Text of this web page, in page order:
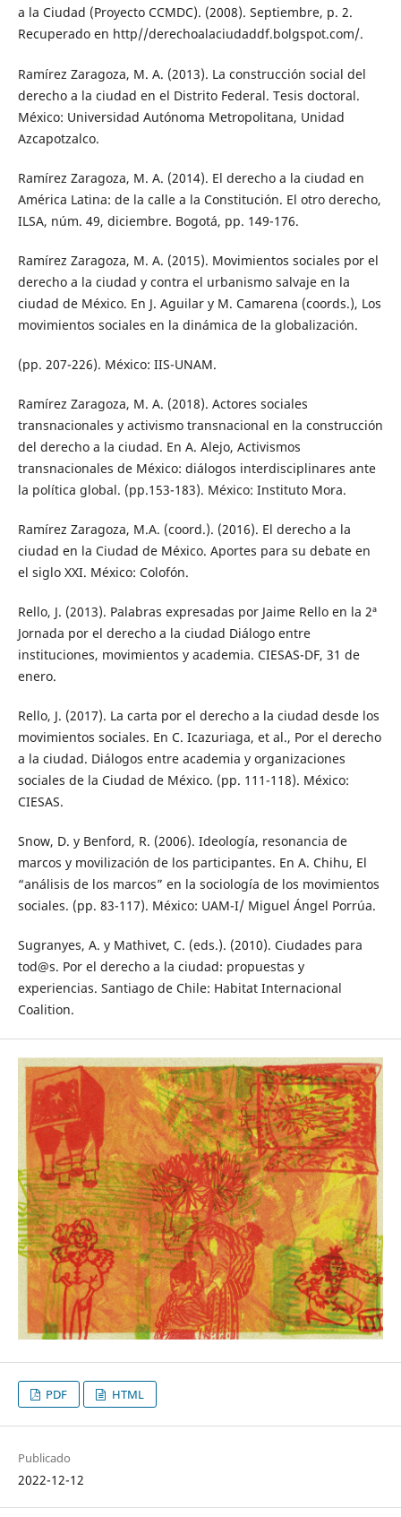
a la Ciudad (Proyecto CCMDC). (2008). Septiembre, p. 2.
Recuperado en http//derechoalaciudaddf.bolgspot.com/.
Ramírez Zaragoza, M. A. (2013). La construcción social del
derecho a la ciudad en el Distrito Federal. Tesis doctoral.
México: Universidad Autónoma Metropolitana, Unidad
Azcapotzalco.
Ramírez Zaragoza, M. A. (2014). El derecho a la ciudad en
América Latina: de la calle a la Constitución. El otro derecho,
ILSA, núm. 49, diciembre. Bogotá, pp. 149-176.
Ramírez Zaragoza, M. A. (2015). Movimientos sociales por el
derecho a la ciudad y contra el urbanismo salvaje en la
ciudad de México. En J. Aguilar y M. Camarena (coords.), Los
movimientos sociales en la dinámica de la globalización.
(pp. 207-226). México: IIS-UNAM.
Ramírez Zaragoza, M. A. (2018). Actores sociales
transnacionales y activismo transnacional en la construcción
del derecho a la ciudad. En A. Alejo, Activismos
transnacionales de México: diálogos interdisciplinares ante
la política global. (pp.153-183). México: Instituto Mora.
Ramírez Zaragoza, M.A. (coord.). (2016). El derecho a la
ciudad en la Ciudad de México. Aportes para su debate en
el siglo XXI. México: Colofón.
Rello, J. (2013). Palabras expresadas por Jaime Rello en la 2ª
Jornada por el derecho a la ciudad Diálogo entre
instituciones, movimientos y academia. CIESAS-DF, 31 de
enero.
Rello, J. (2017). La carta por el derecho a la ciudad desde los
movimientos sociales. En C. Icazuriaga, et al., Por el derecho
a la ciudad. Diálogos entre academia y organizaciones
sociales de la Ciudad de México. (pp. 111-118). México:
CIESAS.
Snow, D. y Benford, R. (2006). Ideología, resonancia de
marcos y movilización de los participantes. En A. Chihu, El
“análisis de los marcos” en la sociología de los movimientos
sociales. (pp. 83-117). México: UAM-I/ Miguel Ángel Porrúa.
Sugranyes, A. y Mathivet, C. (eds.). (2010). Ciudades para
tod@s. Por el derecho a la ciudad: propuestas y
experiencias. Santiago de Chile: Habitat Internacional
Coalition.
PDF HTML
Publicado
2022-12-12